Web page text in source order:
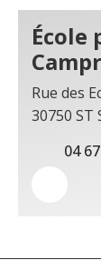
École
Rue des
30750 ST
04